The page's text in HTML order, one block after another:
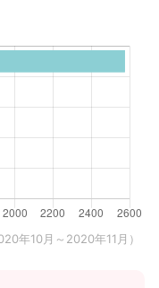
年10月～2020年11月）